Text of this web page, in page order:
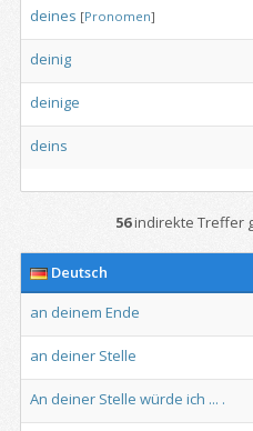
deines [Pronomen]
deinig
deinige
deins
56indirekte Treffer
Deutsch
an deinem Ende
an deiner Stelle
An deiner Stelle würde ich ... .